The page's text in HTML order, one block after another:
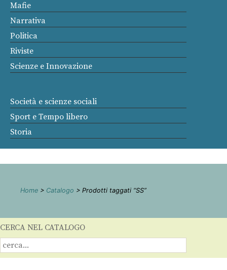
Mafie
Narrativa
Politica
Riviste
Scienze e Innovazione
Società e scienze sociali
Sport e Tempo libero
Storia
Home > Catalogo > Prodotti taggati “SS”
CERCA NEL CATALOGO